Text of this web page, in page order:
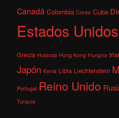
Canadá Colombia Corea Cuba
Estados Unidos
Grecia Holanda Hong Kong Hungría
Japón Kenia Libia Liechtenstein
Portugal Reino Unido
Turquía